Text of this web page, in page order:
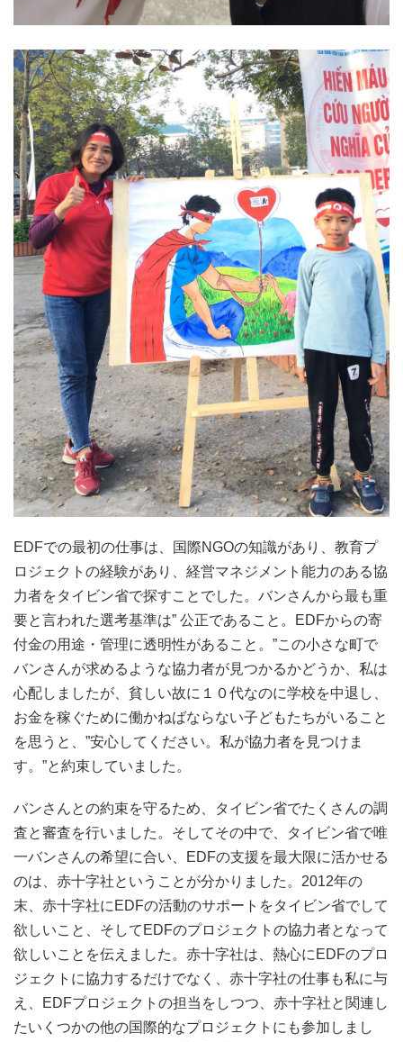
EDFでの最初の仕事は、国際NGOの知識があり、教育プ
ロジェクトの経験があり、経営マネジメント能力のある協
力者をタイビン省で探すことでした。バンさんから最も重
要と言われた選考基準は” 公正であること。EDFからの寄
付金の用途・管理に透明性があること。”この小さな町で
バンさんが求めるような協力者が見つかるかどうか、私は
心配しましたが、貧しい故に１０代なのに学校を中退し、
お金を稼ぐために働かねばならない子どもたちがいること
を思うと、”安心してください。私が協力者を見つけま
す。”と約束していました。
バンさんとの約束を守るため、タイビン省でたくさんの調
査と審査を行いました。そしてその中で、タイビン省で唯
一バンさんの希望に合い、EDFの支援を最大限に活かせる
のは、赤十字社ということが分かりました。 2012年の
末、赤十字社にEDFの活動のサポートをタイビン省でして
欲しいこと、そしてEDFのプロジェクトの協力者となって
欲しいことを伝えました。赤十字社は、熱心にEDFのプロ
ジェクトに協力するだけでなく、赤十字社の仕事も私に与
え、EDFプロジェクトの担当をしつつ、赤十字社と関連し
たいくつかの他の国際的なプロジェクトにも参加しまし